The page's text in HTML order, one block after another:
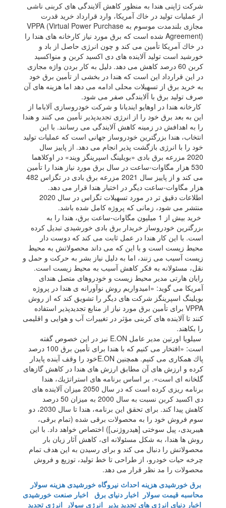
شركت ژاپنی هندا به منظور كاهش آلایندگی های كربنی ناشی
از عملیات تولید در خاك آمریكا، وارد قرارداد خرید قدرت
مجازی بلندمدت موسوم به VPPA (Virtual Power Purchase
Agreement) شده است كه برق مورد نیاز كارخانه های هندا را
در خاك آمریكا تأمین می كند و چون انرژی حاصل از باد و
خورشید است تولید آلاینده های دی اكسید كربن و منواكسید
كربن 60 درصد كاهش می دهد. دلیل به كار بردن واژه مجازی
در این قرارداد این است كه هندا در بخشی از تأمین برق خود
به خرید برق از تسهیلات محلی ادامه می دهد اما هزینه های آن
صرف تولید برق با آلایندگی صفر می شود.
كارخانه هندا در اوهایو ایندیانا و شركت خودروسازی آلاباما از
این به بعد برق خود را از انرژی تجدیدپذیر تأمین می كنند و هندا
را به اهدافش در زمینه كاهش آلایندگی می رسانند. با این
انتخاب، هندا بزرگترین خودروساز جهانی است كه عملیات تولید
خود را با انرژی بازگشت پذیر انجام می دهد. از پاییز سال
2020 مزرعه برق بادی «بویلینگ اسپرینگز ویند» در اوكلاهما
530 هزار مگاوات-ساعت در سال برق مورد نیاز هندا را تأمین
می كند و از پاییز سال 2021 مزرعه برق بادی در تگزاس 482
هزار مگاوات-ساعت دیگر در اختیار هندا قرار می دهد.
اطلاعات دقیق تر در مورد تسهیلات تگزاس در سال 2020
منتشر می شود، زمانی كه پروژه كامل شده باشد.
خرید بیش از 1 میلیون مگاوات-ساعت برق، هندا را به
بزرگترین خودروساز خریدار برق بادی خورشیدی تبدیل كرده
است. با این كار هندا در عمل ثابت می كند كه دوست دار
محیط زیست است و با این كه می داند محصولاتش به محیط
زیست آسیب می زنند، اما به دلیل نیاز بشر به حركت و حمل و
نقل، مسئولانه به فكر كاهش آسیب به محیط زیست است.
رایان هارتی مدیر محیط زیست و خودروهای متصل هندای
آمریكا می گوید: «امیدواریم روش نوآورانه ی هندا در پروژه
بویلینگ اسپرینگز شركت های دیگر را تشویق كند كه از روش
VPPA برای تأمین برق مورد نیاز از منابع تجدیدپذیر استفاده
كنند تا آلاینده های كربنی مؤثر در تغییرات آب و هوایی و اقلیمی
را بكاهند.
سیلویا اورتین مدیر عامل E.ON نیز در این خصوص گفته
است: «افتخار می كنیم كه با هندا برای تأمین برق 100 درصد
پاك همكاری می كنیم. همچنین E.ONخود را وقف آینده پایدار
كرده و ارزش های آن مطابق ارزش های هندا در كاهش گازهای
گلخانه ای است». بر اساس برنامه های استراتژیك، هندا
برنامه ریزی كرده است كه در سال 2050 میزان آلاینده های
دی اكسید كربن نسبت به سال 2000 به میزان 50 درصد
كاهش پیدا كند. برای تحقق این برنامه، هندا تا سال 2030، دو
سوم فروش خود را به محصولات برقی شده (تمام برقی،
هیبریدی، پیل سوختی [هیدروژنی]) اختصاص خواهد داد. با این
روش ها هندا، به شكل مسئولانه ای، كاهش آثار زیان بار
محصولاتش را دنبال می كند و برای رسیدن به این هدف تمام
چرخه حیات خودرو، از طراحی تا خط تولید، توزیع و فروش
محصولات را مد نظر قرار می دهد.
برق خورشیدی هزینه احداث نیروگاه خورشیدی هزینه سولار
محاسبه قیمت سولار اخبار دنیای برق اخبار صنعت خورشیدی
اخبار دنیای انرژی های تجدید پذیر انرژی سولار انرژی تجدید